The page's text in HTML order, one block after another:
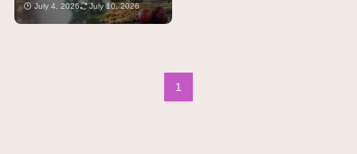
July 4, 2026 July 10, 2026
1